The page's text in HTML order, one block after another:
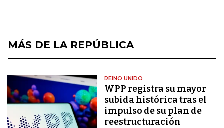
MÁS DE LA REPÚBLICA
REINO UNIDO
WPP registra su mayor
subida histórica tras el
impulso de su plan de
reestructuración